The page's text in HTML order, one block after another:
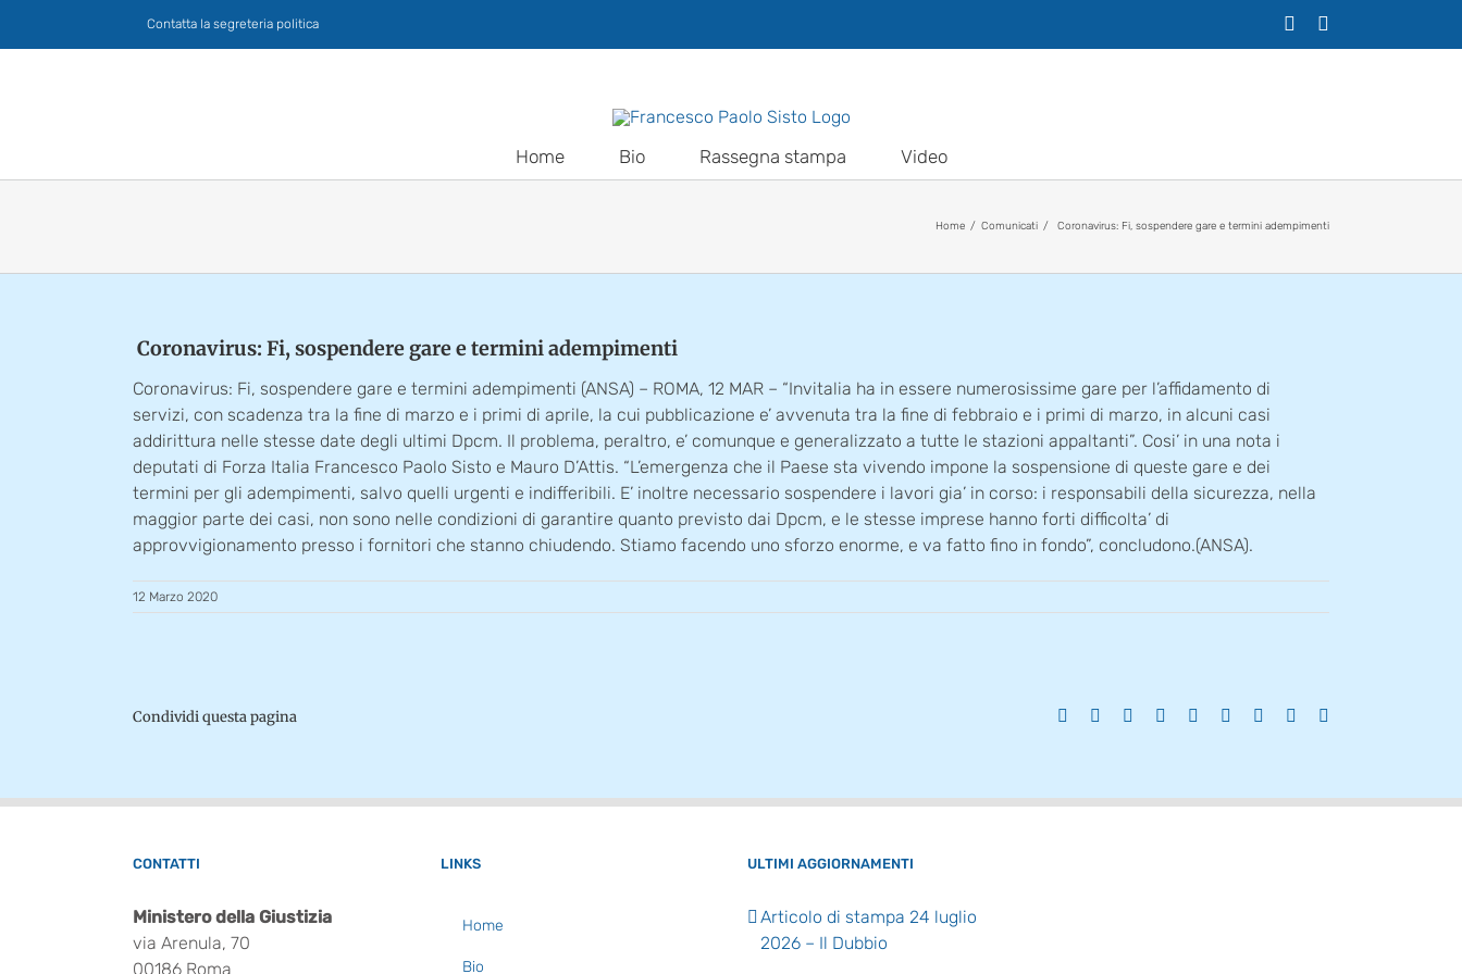
Contatta la segreteria politica
Home Bio Rassegna stampa Video
Home Comunicati Coronavirus: Fi, sospendere gare e termini adempimenti
Coronavirus: Fi, sospendere gare e termini adempimenti
Coronavirus: Fi, sospendere gare e termini adempimenti (ANSA) – ROMA, 12 MAR – “Invitalia ha in essere numerosissime gare per l’affidamento di
servizi, con scadenza tra la fine di marzo e i primi di aprile, la cui pubblicazione e’ avvenuta tra la fine di febbraio e i primi di marzo, in alcuni casi
addirittura nelle stesse date degli ultimi Dpcm. Il problema, peraltro, e’ comunque e generalizzato a tutte le stazioni appaltanti”. Cosi’ in una nota i
deputati di Forza Italia Francesco Paolo Sisto e Mauro D’Attis. “L’emergenza che il Paese sta vivendo impone la sospensione di queste gare e dei
termini per gli adempimenti, salvo quelli urgenti e indifferibili. E’ inoltre necessario sospendere i lavori gia’ in corso: i responsabili della sicurezza, nella
maggior parte dei casi, non sono nelle condizioni di garantire quanto previsto dai Dpcm, e le stesse imprese hanno forti difficolta’ di
approvvigionamento presso i fornitori che stanno chiudendo. Stiamo facendo uno sforzo enorme, e va fatto fino in fondo”, concludono.(ANSA).
12 Marzo 2020
Condividi questa pagina Facebook Reddit LinkedInWhatsApp
TumblrPinterest
CONTATTI
Ministero della Giustizia
via Arenula, 70
00186 Roma
LINKS
Home
Bio
ULTIMI AGGIORNAMENTI
Articolo di stampa 24 luglio
2026 – Il Dubbio